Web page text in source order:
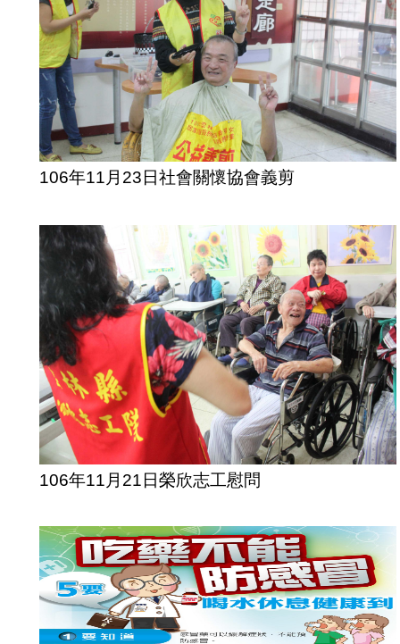
106年11月23日社會關懷協會義剪
106年11月21日榮欣志工慰問